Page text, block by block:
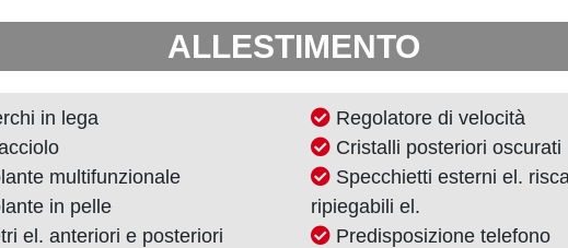
ALLESTIMENTO
in lega
multifunzionale
in pelle
el. anteriori e posteriori
Regolatore di velocità
Cristalli posteriori oscurati
Specchietti esterni el.
ripiegabili el.
Predisposizione telefono